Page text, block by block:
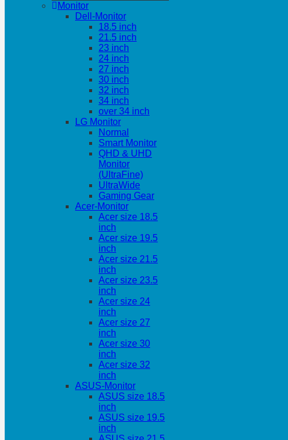
Monitor
Dell-Monitor
18.5 inch
21.5 inch
23 inch
24 inch
27 inch
30 inch
32 inch
34 inch
over 34 inch
LG Monitor
Normal
Smart Monitor
QHD & UHD
Monitor
(UltraFine)
UltraWide
Gaming Gear
Acer-Monitor
Acer size 18.5
inch
Acer size 19.5
inch
Acer size 21.5
inch
Acer size 23.5
inch
Acer size 24
inch
Acer size 27
inch
Acer size 30
inch
Acer size 32
inch
ASUS-Monitor
ASUS size 18.5
inch
ASUS size 19.5
inch